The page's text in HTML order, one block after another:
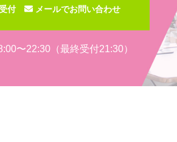
付 メールでお問い合わせ
〜22:30（最終受付21:30）